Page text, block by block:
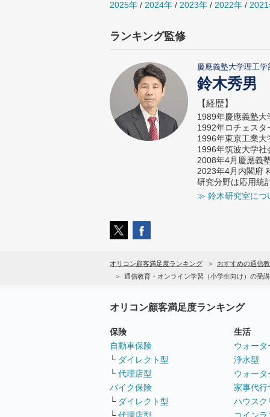
2025年 / 2024年 / 2023年 / 2022年 /
ランキング監修
慶應義塾大学理工学
鈴木秀男
【経歴】
1989年慶應義塾大
1992年ロチェスタ
1996年東京工業大
1996年筑波大学社
2008年4月慶應義
2023年4月内閣府
研究分野は応用統
≫ 鈴木研究室につ
オリコン顧客満足度ランキング おすすめの通信
通信教育・オンライン学習（小学生向け）の受
オリコン顧客満足度ランキング
保険
自動車保険
└ ダイレクト型
└ 代理店型
バイク保険
└ ダイレクト型
生活
ウォータ
浄水型
ウォータ
家事代行
ハウスク